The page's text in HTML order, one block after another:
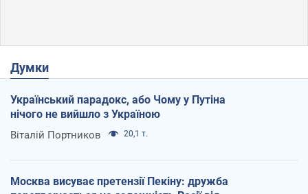
Думки
Український парадокс, або Чому у Путіна
нічого не вийшло з Україною
Віталій Портников 20,1 т.
Москва висуває претензії Пекіну: дружба